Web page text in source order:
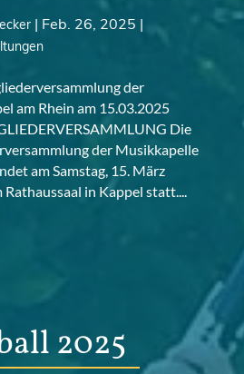
| Feb. 26, 2025 |
der
am Rhein am 15.03.2025
Die
der Musikkapelle
am Samstag, 15. März
in Kappel statt....
2025